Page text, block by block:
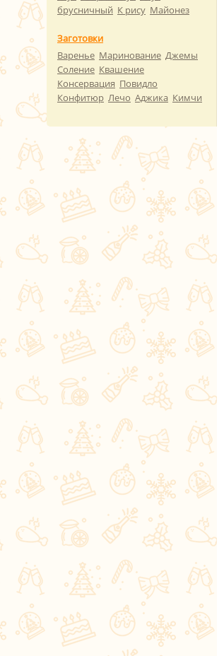
брусничный К рису Майонез
Заготовки
Варенье Маринование Джемы
Соление Квашение
Консервация Повидло
Конфитюр Лечо Аджика Кимчи